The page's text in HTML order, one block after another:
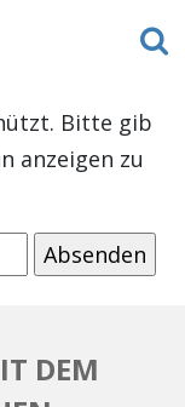
Bitte gib
anzeigen zu
DEM